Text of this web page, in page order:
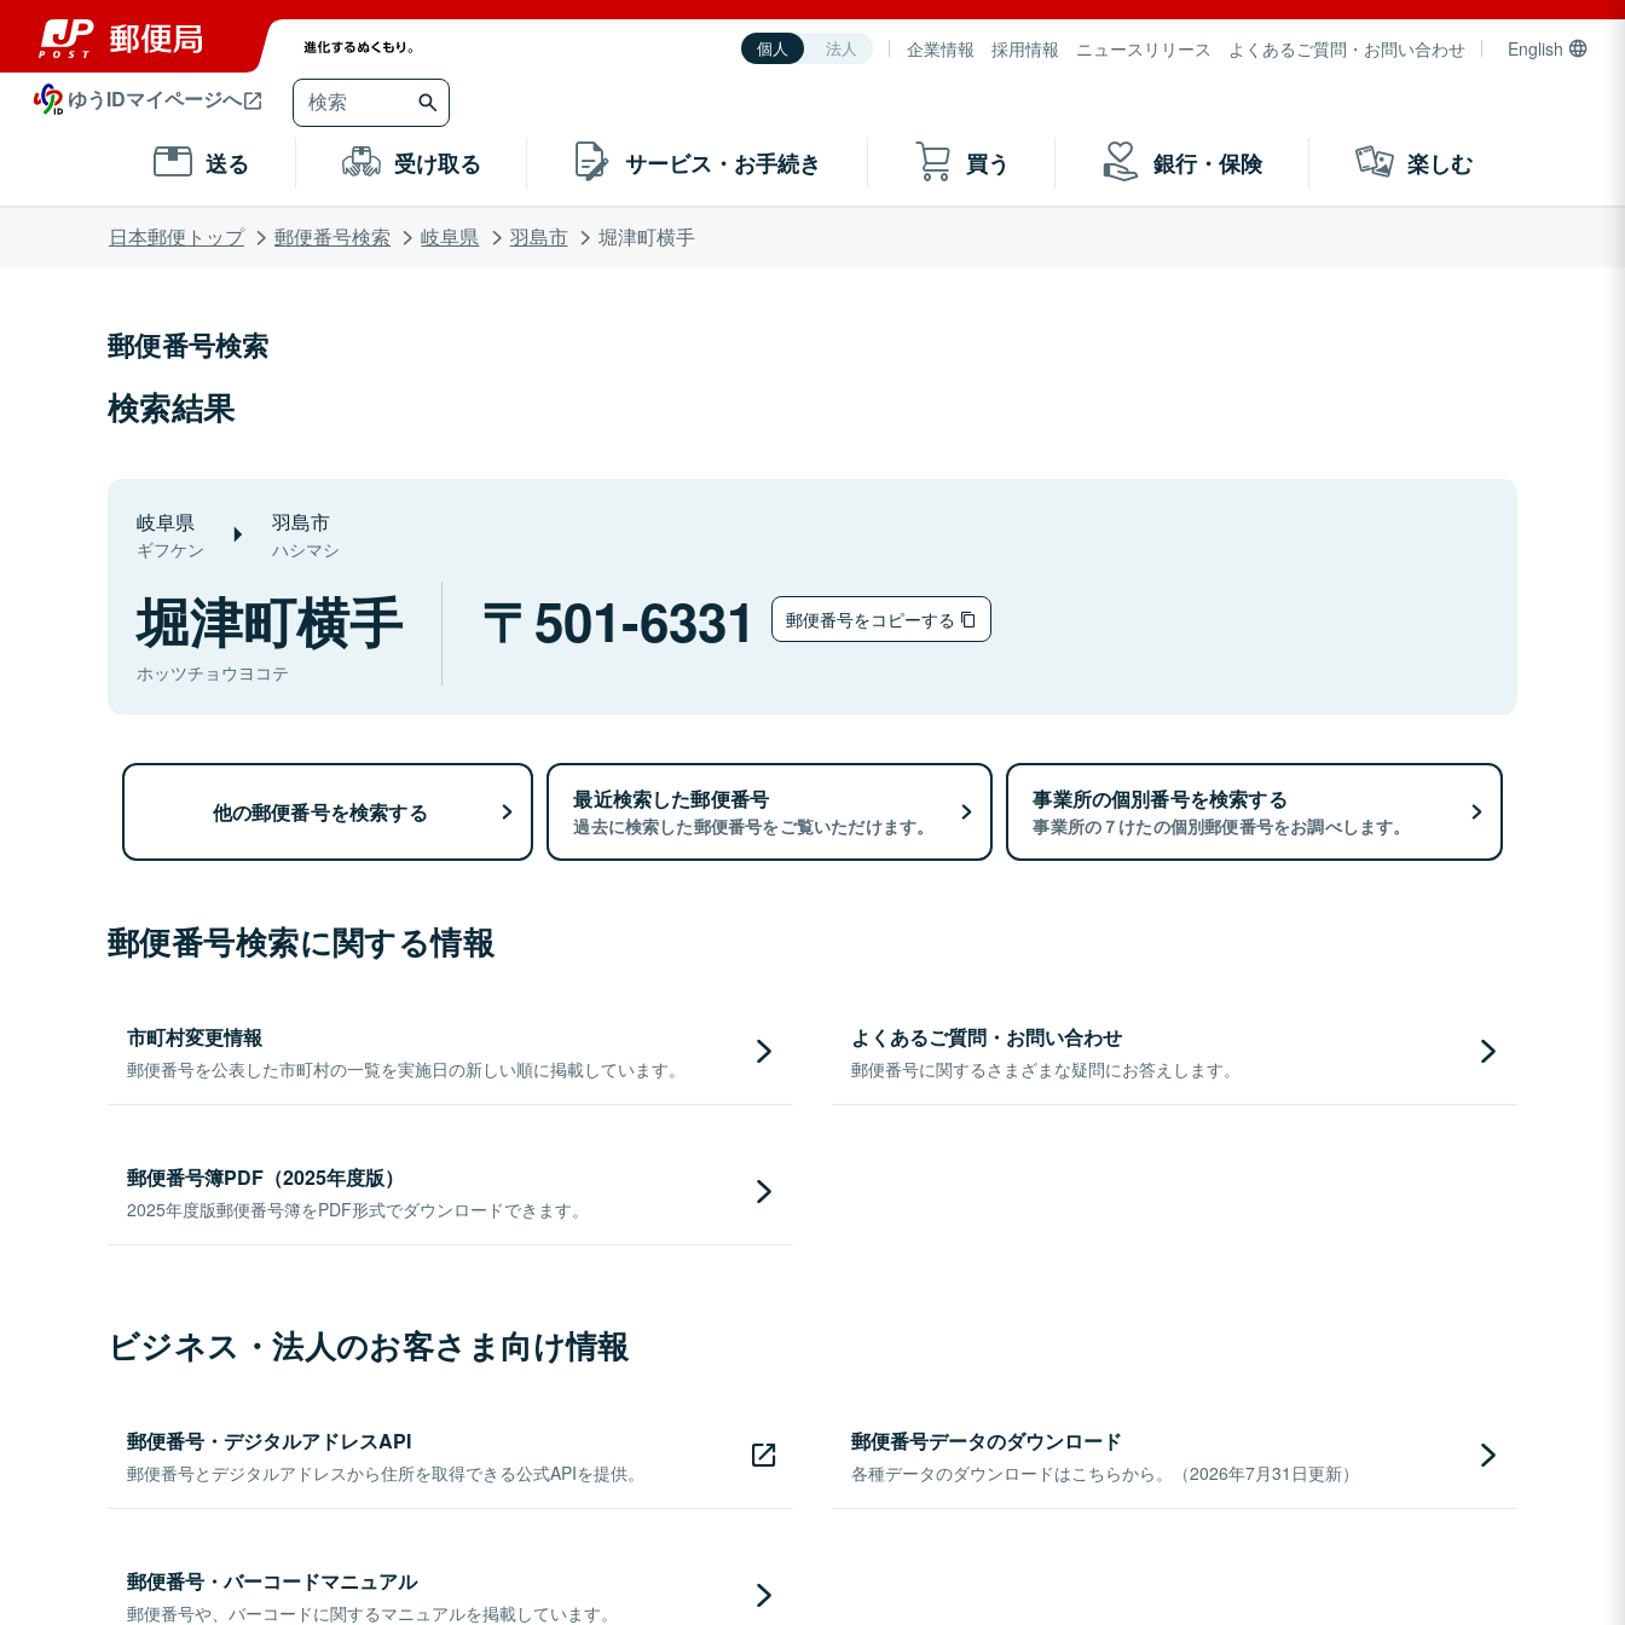
個人 法人 企業情報 採用情報 ニュースリリース よくあるご質問・お問い合わせ English
ゆうIDマイページへ
送る 受け取る サービス・お手続き 買う 銀行・保険 楽しむ
日本郵便トップ 郵便番号検索 岐阜県 羽島市 堀津町横手
郵便番号検索
検索結果
岐阜県
ギフケン
羽島市
ハシマシ
堀津町横手
ホッツチョウヨコテ
501-6331 郵便番号をコピーする
他の郵便番号を検索する 最近検索した郵便番号
過去に検索した郵便番号をご覧いただけます。
事業所の個別番号を検索する
事業所の７けたの個別郵便番号をお調べします。
郵便番号検索に関する情報
市町村変更情報
郵便番号を公表した市町村の一覧を実施日の新しい順に掲載しています。
よくあるご質問・お問い合わせ
郵便番号に関するさまざまな疑問にお答えします。
郵便番号簿PDF（2025年度版）
2025年度版郵便番号簿をPDF形式でダウンロードできます。
ビジネス・法人のお客さま向け情報
郵便番号・デジタルアドレスAPI
郵便番号とデジタルアドレスから住所を取得できる公式APIを提供。
郵便番号データのダウンロード
各種データのダウンロードはこちらから。（2026年7月31日更新）
郵便番号・バーコードマニュアル
郵便番号や、バーコードに関するマニュアルを掲載しています。